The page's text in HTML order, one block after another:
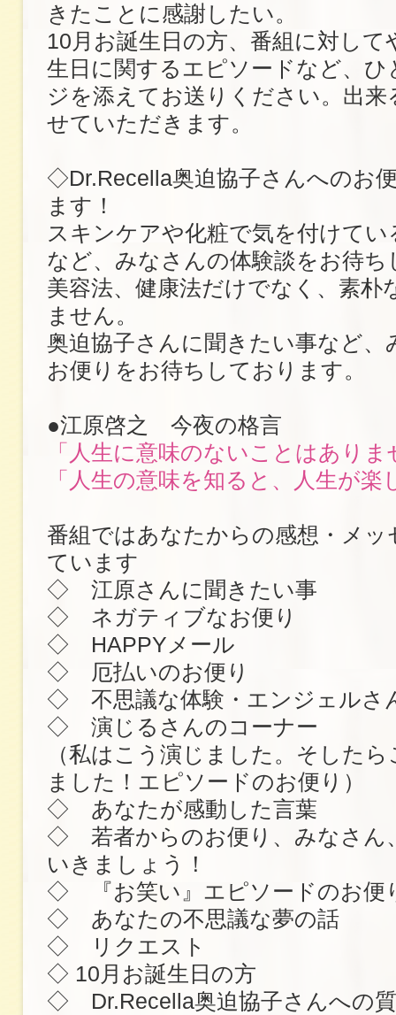
きたことに感謝したい。
10月お誕生日の方、番組に対して
生日に関するエピソードなど、ひ
ジを添えてお送りください。出来
せていただきます。
◇Dr.Recella奥迫協子さんへのお
ます！
スキンケアや化粧で気を付けてい
など、みなさんの体験談をお待ち
美容法、健康法だけでなく、素朴
ません。
奥迫協子さんに聞きたい事など、
お便りをお待ちしております。
●江原啓之 今夜の格言
「人生に意味のないことはありま
「人生の意味を知ると、人生が
番組ではあなたからの感想・メッ
ています
◇ 江原さんに聞きたい事
◇ ネガティブなお便り
◇ HAPPYメール
◇ 厄払いのお便り
◇ 不思議な体験・エンジェルさ
◇ 演じるさんのコーナー
（私はこう演じました。そした
ました！エピソードのお便り）
◇ あなたが感動した言葉
◇ 若者からのお便り、みなさん
いきましょう！
◇ 『お笑い』エピソードのお便
◇ あなたの不思議な夢の話
◇ リクエスト
◇ 10月お誕生日の方
◇ Dr.Recella奥迫協子さんへの